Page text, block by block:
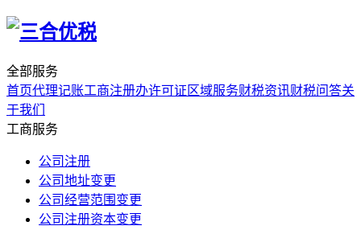
全部服务
首页代理记账工商注册办许可证 区域服务财税资讯财税问答关
于我们
工商服务
公司注册
公司地址变更
公司经营范围变更
公司注册资本变更